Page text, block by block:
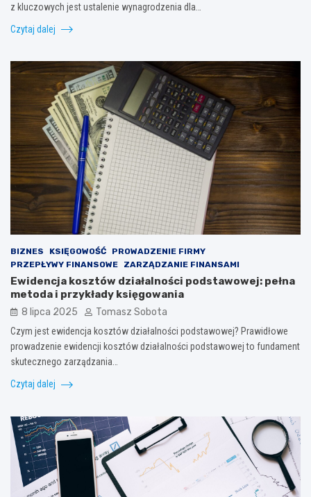
z kluczowych jest ustalenie wynagrodzenia dla…
Czytaj dalej
BIZNES KSIĘGOWOŚĆ
PROWADZENIE FIRMY
PRZEPŁYWY FINANSOWE
ZARZĄDZANIE FINANSAMI
Ewidencja kosztów działalności podstawowej: pełna
metoda i przykłady księgowania
8 lipca 2025 Tomasz Sobota
Czym jest ewidencja kosztów działalności podstawowej? Prawidłowe
prowadzenie ewidencji kosztów działalności podstawowej to fundament
skutecznego zarządzania…
Czytaj dalej